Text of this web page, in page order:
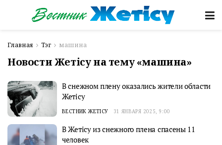
Главная Тэг машина
Новости Жетісу на тему «машина»
В снежном плену оказались жители области
Жетісу
ВЕСТНИК ЖЕТІСУ 31 ЯНВАРЯ 2025, 9:00
В Жетісу из снежного плена спасены 11
человек